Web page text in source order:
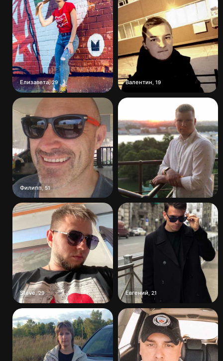
Елизавета,29 Валентин 19
Филипп ,51
Steve ,29 Евгений 21